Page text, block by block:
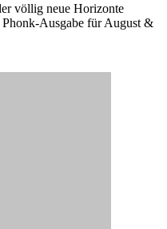
völlig neue Horizonte
Phonk-Ausgabe für August &